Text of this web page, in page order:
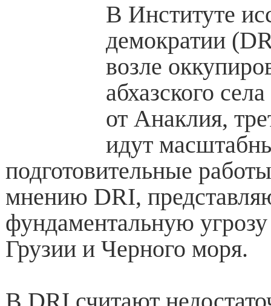
В Институте
демократии
возле
абхазского
от Анаклия,
идут
подготовительные
мнению DRI,
фундаментальную угрозу
Грузии и Черного моря.